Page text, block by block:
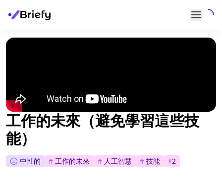
工作的未來（避免學習這些技
能）
中性的 # 工作的未來 # 人工智慧 # 技能 +2